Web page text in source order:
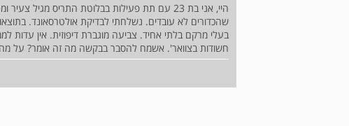
היי, אני בת 23 עם תת פעילות בבלוטת התריס
שהכדורים לא עובדים. נשלחתי לבדיקת אולטרסאונד.
בעלי מרקם בלתי אחיד. צביעה מוגברת דיפוזית. אין עדות
חשודות בצוואר'. אשמח להסבר בבקשה מה זה אומר? על מה